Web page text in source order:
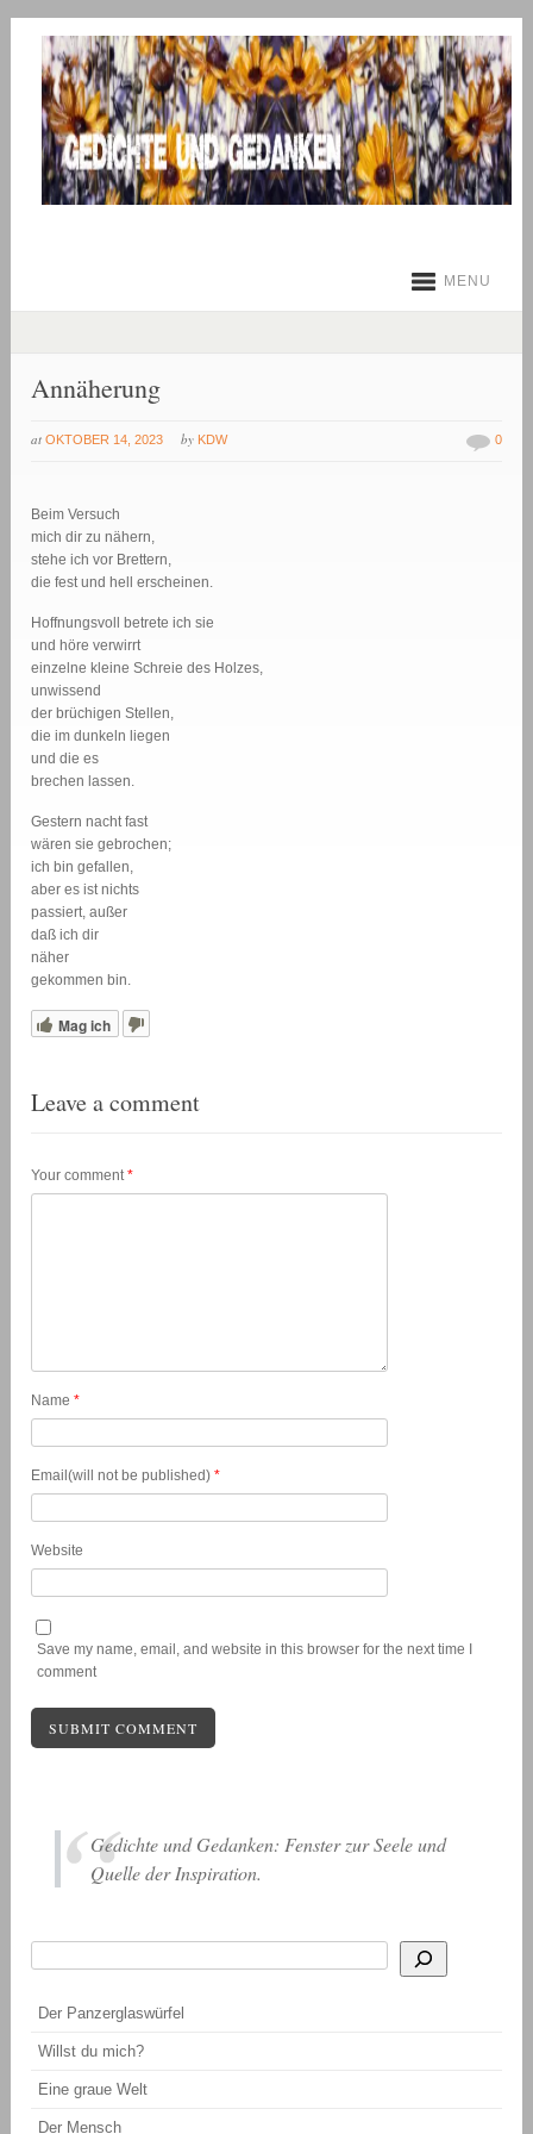
MENU
Annäherung
at OKTOBER 14, 2023 by KDW 0
Beim Versuch
mich dir zu nähern,
stehe ich vor Brettern,
die fest und hell erscheinen.
Hoffnungsvoll betrete ich sie
und höre verwirrt
einzelne kleine Schreie des Holzes,
unwissend
der brüchigen Stellen,
die im dunkeln liegen
und die es
brechen lassen.
Gestern nacht fast
wären sie gebrochen;
ich bin gefallen,
aber es ist nichts
passiert, außer
daß ich dir
näher
gekommen bin.
Mag ich
Leave a comment
Your comment*
Name*
Email(will not be published)*
Website
Save my name, email, and website in this browser for the next time I
comment
Gedichte und Gedanken: Fenster zur Seele und
Quelle der Inspiration.
Der Panzerglaswürfel
Willst du mich?
Eine graue Welt
Der Mensch